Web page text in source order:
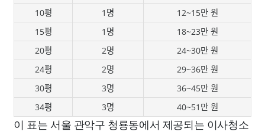
10평
1명
12~15만 원
15평
1명
18~23만 원
20평
2명
24~30만 원
24평
2명
29~36만 원
30평
3명
36~45만 원
34평
3명 40~51만 원
이 표는 서울 관악구 청룡동에서 제공되는 이사청소